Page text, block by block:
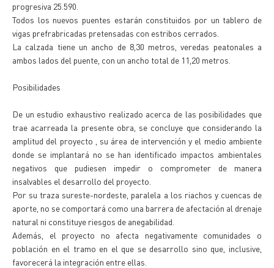
progresiva 25.590.
Todos los nuevos puentes estarán constituidos por un tablero de
vigas prefrabricadas pretensadas con estribos cerrados.
La calzada tiene un ancho de 8,30 metros, veredas peatonales a
ambos lados del puente, con un ancho total de 11,20 metros.
Posibilidades
De un estudio exhaustivo realizado acerca de las posibilidades que
trae acarreada la presente obra, se concluye que considerando la
amplitud del proyecto , su área de intervención y el medio ambiente
donde se implantará no se han identificado impactos ambientales
negativos que pudiesen impedir o comprometer de manera
insalvables el desarrollo del proyecto.
Por su traza sureste-nordeste, paralela a los riachos y cuencas de
aporte, no se comportará como una barrera de afectación al drenaje
natural ni constituye riesgos de anegabilidad.
Además, el proyecto no afecta negativamente comunidades o
población en el tramo en el que se desarrollo sino que, inclusive,
favorecerá la integración entre ellas.